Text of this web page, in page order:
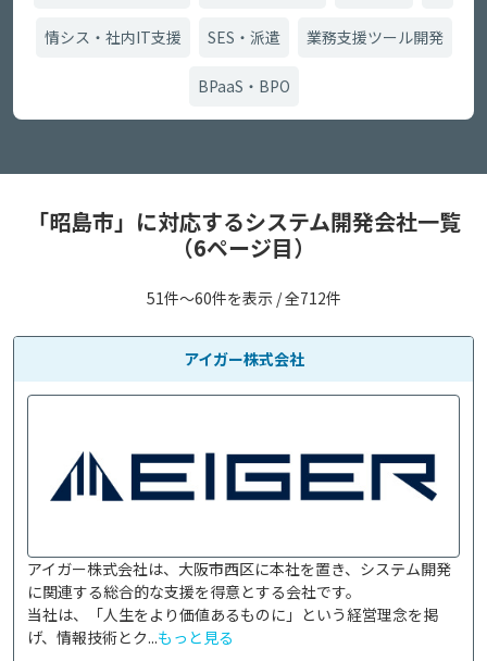
情シス・社内IT支援 SES・派遣 業務支援ツール開発
BPaaS・BPO
「昭島市」に対応するシステム開発会社一覧
（6ページ目）
51件〜60件を表示 / 全712件
アイガー株式会社
アイガー株式会社は、大阪市西区に本社を置き、システム開発
に関連する総合的な支援を得意とする会社です。
当社は、「人生をより価値あるものに」という経営理念を掲
げ、情報技術とク...もっと見る